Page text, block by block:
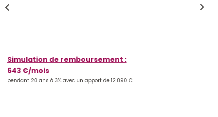
CONTACT
Simulation de remboursement :
643 €/mois
pendant 20 ans à 3% avec un apport de 12 890 €